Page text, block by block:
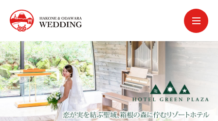
中文繁体
한국어
português
español